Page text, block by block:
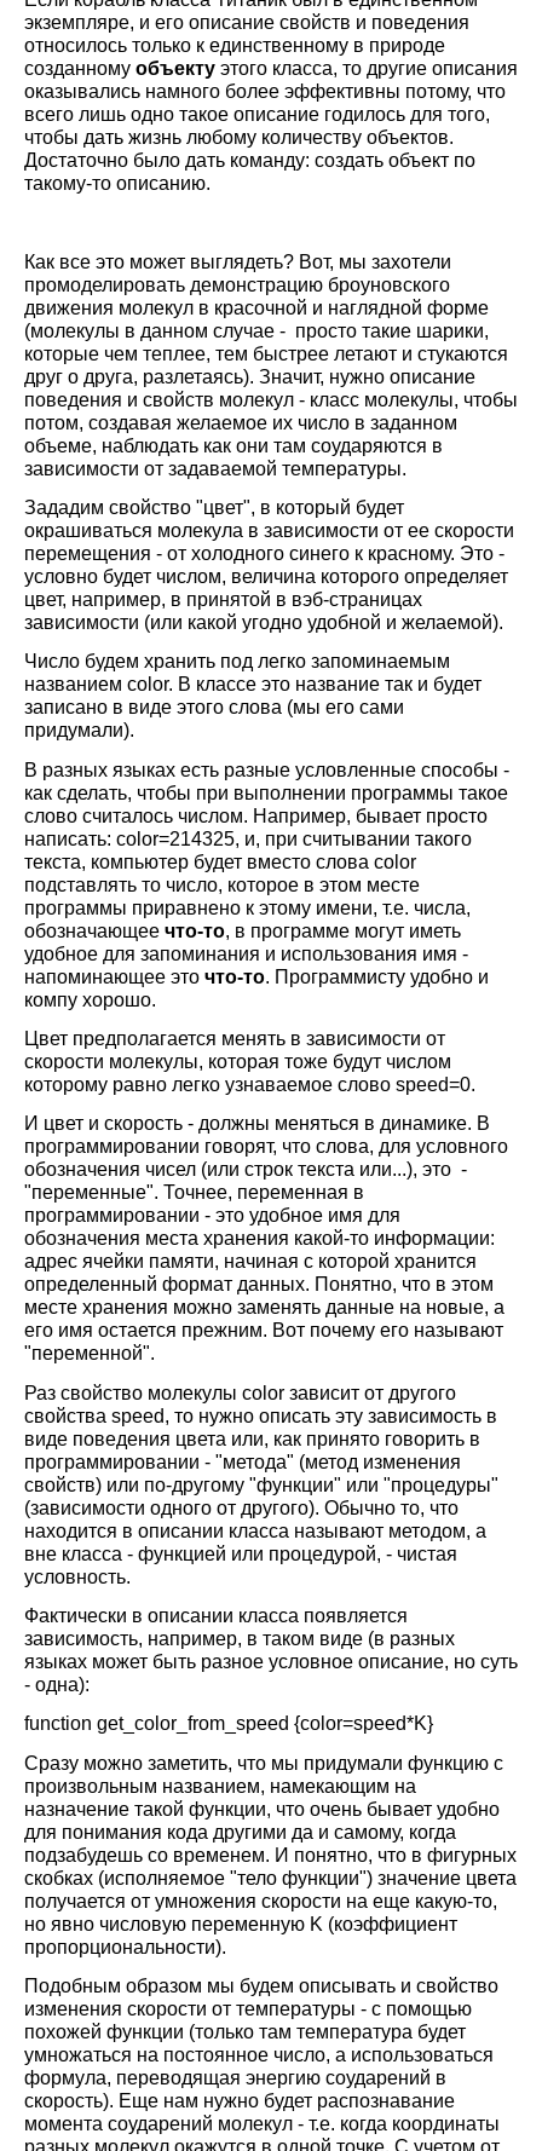
экземпляре, и его описание свойств и поведения
относилось только к единственному в природе
созданному объекту этого класса, то другие описания
оказывались намного более эффективны потому, что
всего лишь одно такое описание годилось для того,
чтобы дать жизнь любому количеству объектов.
Достаточно было дать команду: создать объект по
такому-то описанию.
Как все это может выглядеть? Вот, мы захотели
промоделировать демонстрацию броуновского
движения молекул в красочной и наглядной форме
(молекулы в данном случае - просто такие шарики,
которые чем теплее, тем быстрее летают и стукаются
друг о друга, разлетаясь). Значит, нужно описание
поведения и свойств молекул - класс молекулы, чтобы
потом, создавая желаемое их число в заданном
объеме, наблюдать как они там соударяются в
зависимости от задаваемой температуры.
Зададим свойство "цвет", в который будет
окрашиваться молекула в зависимости от ее скорости
перемещения - от холодного синего к красному. Это -
условно будет числом, величина которого определяет
цвет, например, в принятой в вэб-страницах
зависимости (или какой угодно удобной и желаемой).
Число будем хранить под легко запоминаемым
названием color. В классе это название так и будет
записано в виде этого слова (мы его сами
придумали).
В разных языках есть разные условленные способы -
как сделать, чтобы при выполнении программы такое
слово считалось числом. Например, бывает просто
написать: color=214325, и, при считывании такого
текста, компьютер будет вместо слова color
подставлять то число, которое в этом месте
программы приравнено к этому имени, т.е. числа,
обозначающее что-то, в программе могут иметь
удобное для запоминания и использования имя -
напоминающее это что-то. Программисту удобно и
компу хорошо.
Цвет предполагается менять в зависимости от
скорости молекулы, которая тоже будут числом
которому равно легко узнаваемое слово speed=0.
И цвет и скорость - должны меняться в динамике. В
программировании говорят, что слова, для условного
обозначения чисел (или строк текста или...), это -
"переменные". Точнее, переменная в
программировании - это удобное имя для
обозначения места хранения какой-то информации:
адрес ячейки памяти, начиная с которой хранится
определенный формат данных. Понятно, что в этом
месте хранения можно заменять данные на новые, а
его имя остается прежним. Вот почему его называют
"переменной".
Раз свойство молекулы color зависит от другого
свойства speed, то нужно описать эту зависимость в
виде поведения цвета или, как принято говорить в
программировании - "метода" (метод изменения
свойств) или по-другому "функции" или "процедуры"
(зависимости одного от другого). Обычно то, что
находится в описании класса называют методом, а
вне класса - функцией или процедурой, - чистая
условность.
Фактически в описании класса появляется
зависимость, например, в таком виде (в разных
языках может быть разное условное описание, но суть
- одна):
function get_color_from_speed {color=speed*K}
Сразу можно заметить, что мы придумали функцию с
произвольным названием, намекающим на
назначение такой функции, что очень бывает удобно
для понимания кода другими да и самому, когда
подзабудешь со временем. И понятно, что в фигурных
скобках (исполняемое "тело функции") значение цвета
получается от умножения скорости на еще какую-то,
но явно числовую переменную K (коэффициент
пропорциональности).
Подобным образом мы будем описывать и свойство
изменения скорости от температуры - с помощью
похожей функции (только там температура будет
умножаться на постоянное число, а использоваться
формула, переводящая энергию соударений в
скорость). Еще нам нужно будет распознавание
момента соударений молекул - т.е. когда координаты
разных молекул окажутся в одной точке. С учетом от